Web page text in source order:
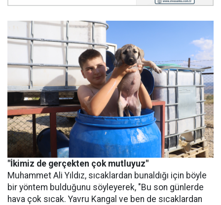
"İkimiz de gerçekten çok mutluyuz"
Muhammet Ali Yıldız, sıcaklardan bunaldığı için böyle
bir yöntem bulduğunu söyleyerek, "Bu son günlerde
hava çok sıcak. Yavru Kangal ve ben de sıcaklardan